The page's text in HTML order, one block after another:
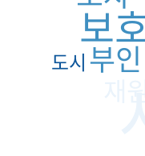
보
부인
도시